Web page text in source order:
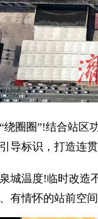
圈”!结合站区功
导标识，打造连
温度!临时改造不
有情怀的站前空间